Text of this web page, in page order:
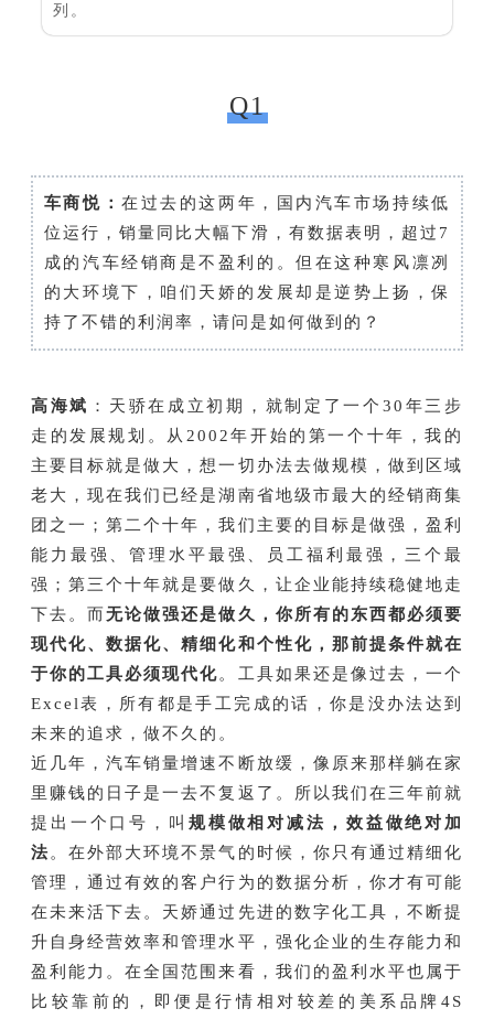
列。
Q1
车商悦：在过去的这两年，国内汽车市场持续低
位运行，销量同比大幅下滑，有数据表明，超过7
成的汽车经销商是不盈利的。但在这种寒风凛冽
的大环境下，咱们天娇的发展却是逆势上扬，保
持了不错的利润率，请问是如何做到的？
高海斌 ：天骄在成立初期，就制定了一个30年三步
走的发展规划。从2002年开始的第一个十年，我的
主要目标就是做大，想一切办法去做规模，做到区域
老大，现在我们已经是湖南省地级市最大的经销商集
团之一；第二个十年，我们主要的目标是做强，盈利
能力最强、管理水平最强、员工福利最强，三个最
强；第三个十年就是要做久，让企业能持续稳健地走
下去。而无论做强还是做久，你所有的东西都必须要
现代化、数据化、精细化和个性化，那前提条件就在
于你的工具必须现代化。工具如果还是像过去，一个
Excel表，所有都是手工完成的话，你是没办法达到
未来的追求，做不久的。
近几年，汽车销量增速不断放缓，像原来那样躺在家
里赚钱的日子是一去不复返了。所以我们在三年前就
提出一个口号，叫 规模做相对减法，效益做绝对加
法。在外部大环境不景气的时候，你只有通过精细化
管理，通过有效的客户行为的数据分析，你才有可能
在未来活下去。天娇通过先进的数字化工具，不断提
升自身经营效率和管理水平，强化企业的生存能力和
盈利能力。在全国范围来看，我们的盈利水平也属于
比较靠前的，即便是行情相对较差的美系品牌4S